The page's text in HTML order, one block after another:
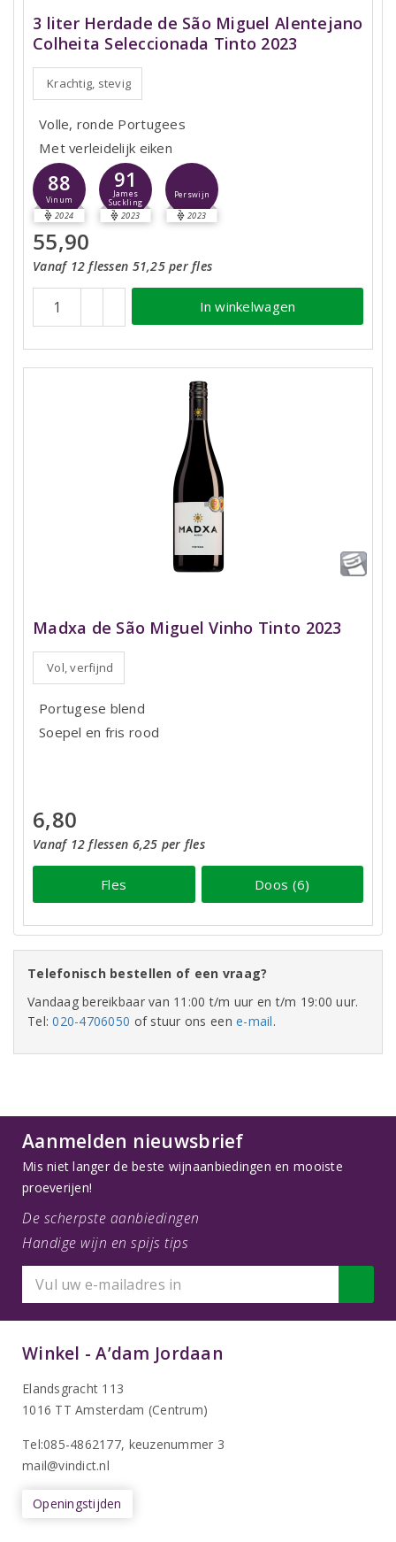
3 liter Herdade de São Miguel Alentejano
Colheita Seleccionada Tinto 2023
Krachtig, stevig
Volle, ronde Portugees
Met verleidelijk eiken
88
Vinum
2024
91
James
Suckling
2023
Perswijn
2023
55,90
Vanaf 12 flessen 51,25 per fles
In winkelwagen
Madxa de São Miguel Vinho Tinto 2023
Vol, verfijnd
Portugese blend
Soepel en fris rood
6,80
Vanaf 12 flessen 6,25 per fles
Fles Doos (6)
Telefonisch bestellen of een vraag?
Vandaag bereikbaar van 11:00 t/m uur en t/m 19:00 uur.
Tel:020-4706050 of stuur ons eene-mail.
Aanmelden nieuwsbrief
Mis niet langer de beste wijnaanbiedingen en mooiste
proeverijen!
De scherpste aanbiedingen
Handige wijn en spijs tips
Winkel - A’dam Jordaan
Elandsgracht 113
1016 TT Amsterdam (Centrum)
Tel:085-4862177, keuzenummer 3
mail@vindict.nl
Openingstijden